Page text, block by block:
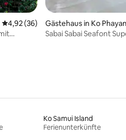
Bewertungen
Durchschnittliche Bewertung: 4,92
4,92 (36)
Gästehaus in Ko
Sabai Sabai Seafont
Ko Samui Island
Ferienunterkünfte